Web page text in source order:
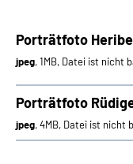
Porträtfoto
jpeg, 1MB, Datei ist nicht
Porträtfoto
jpeg, 4MB, Datei ist nicht